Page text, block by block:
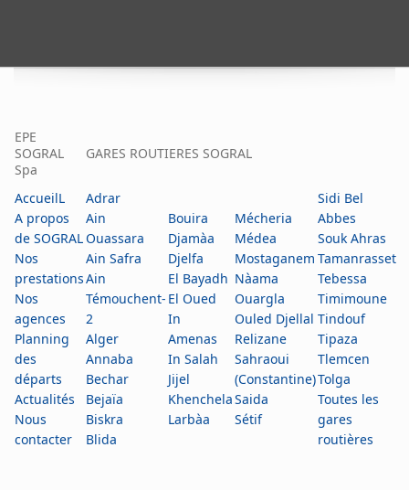
EPE
SOGRAL
Spa
GARES ROUTIERES SOGRAL
AccueilL
A propos
de SOGRAL
Nos
prestations
Nos
agences
Planning
des
départs
Actualités
Nous
contacter
Adrar
Ain
Ouassara
Ain Safra
Ain
Témouchent-
2
Alger
Annaba
Bechar
Bejaïa
Biskra
Blida
Bouira
Djamàa
Djelfa
El Bayadh
El Oued
In
Amenas
In Salah
Jijel
Khenchela
Larbàa
Mécheria
Médea
Mostaganem
Nàama
Ouargla
Ouled Djellal
Relizane
Sahraoui
(Constantine)
Saida
Sétif
Sidi Bel
Abbes
Souk Ahras
Tamanrasset
Tebessa
Timimoune
Tindouf
Tipaza
Tlemcen
Tolga
Toutes les
gares
routières